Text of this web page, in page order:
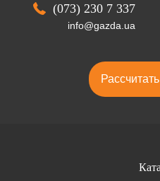
(073) 230 7 337
info@gazda.ua